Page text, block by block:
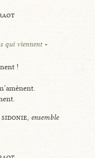
qui viennent
!
ensemble